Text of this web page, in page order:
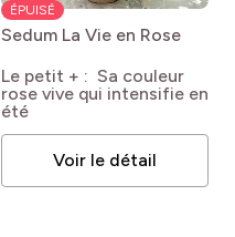
ÉPUISÉ
Sedum La Vie en Rose
Le petit + : Sa couleur
rose vive qui intensifie en
été
Voir le détail